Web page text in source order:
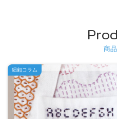
商
紐釦コラム